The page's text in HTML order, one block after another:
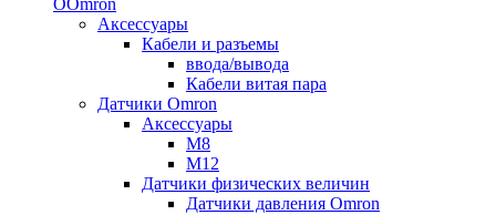
OOmron
Аксессуары
Кабели и разъемы
ввода/вывода
Кабели витая пара
Датчики Omron
Аксессуары
M8
M12
Датчики физических величин
Датчики давления Omron